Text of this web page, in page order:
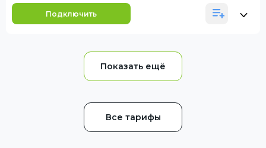
Подключить
Все тарифы